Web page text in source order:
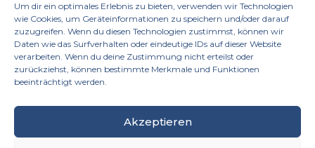
Um dir ein optimales Erlebnis zu bieten, verwenden wir Technologien
wie Cookies, um Geräteinformationen zu speichern und/oder darauf
zuzugreifen. Wenn du diesen Technologien zustimmst, können wir
Daten wie das Surfverhalten oder eindeutige IDs auf dieser Website
verarbeiten. Wenn du deine Zustimmung nicht erteilst oder
zurückziehst, können bestimmte Merkmale und Funktionen
beeinträchtigt werden.
Akzeptieren
Russisch Spanisch Sprachen
Textiles Werken